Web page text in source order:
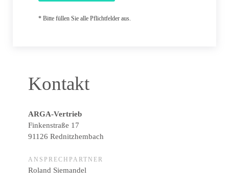
* Bitte füllen Sie alle Pflichtfelder aus.
Kontakt
ARGA-Vertrieb
Finkenstraße 17
91126 Rednitzhembach
ANSPRECHPARTNER
Roland Siemandel